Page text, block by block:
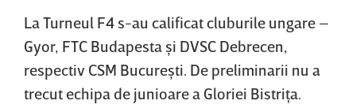
La Turneul F4 s-au calificat cluburile ungare –
Gyor, FTC Budapesta şi DVSC Debrecen,
respectiv CSM Bucureşti. De preliminarii nu a
trecut echipa de junioare a Gloriei Bistriţa.